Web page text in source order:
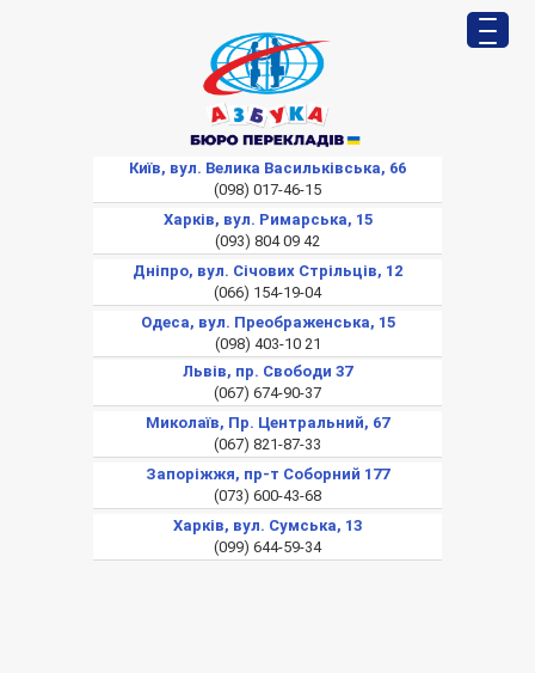
Київ, вул. Велика Васильківська, 66
(098) 017-46-15
Харків, вул. Римарська, 15
(093) 804 09 42
Дніпро, вул. Січових Стрільців, 12
(066) 154-19-04
Одеса, вул. Преображенська, 15
(098) 403-10 21
Львів, пр. Свободи 37
(067) 674-90-37
Миколаїв, Пр. Центральний, 67
(067) 821-87-33
Запоріжжя, пр-т Соборний 177
(073) 600-43-68
Харків, вул. Сумська, 13
(099) 644-59-34